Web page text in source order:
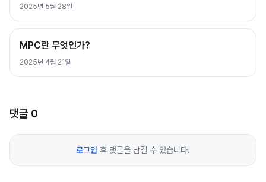
2025년 5월 28일
MPC란 무엇인가?
2025년 4월 21일
댓글 0
로그인 후 댓글을 남길 수 있습니다.